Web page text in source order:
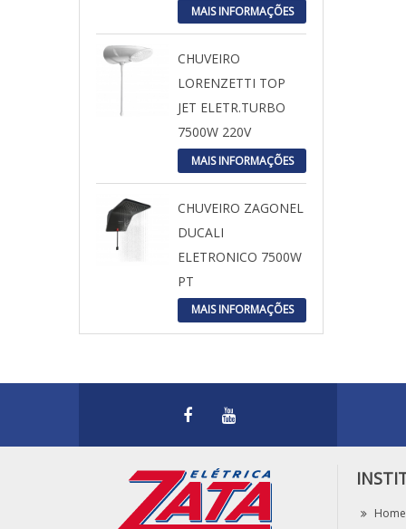
MAIS INFORMAÇÕES
CHUVEIRO
LORENZETTI TOP
JET ELETR.TURBO
7500W 220V
MAIS INFORMAÇÕES
CHUVEIRO ZAGONEL
DUCALI
ELETRONICO 7500W
PT
MAIS INFORMAÇÕES
Home